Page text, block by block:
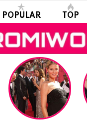
POPULAR TOP